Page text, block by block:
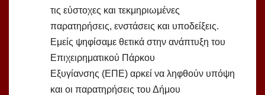
τις εύστοχες και τεκμηριωμένες
παρατηρήσεις, ενστάσεις και υποδείξεις.
Εμείς ψηφίσαμε θετικά στην ανάπτυξη του
Επιχειρηματικού Πάρκου
Εξυγίανσης (ΕΠΕ) αρκεί να ληφθούν υπόψη
και οι παρατηρήσεις του Δήμου